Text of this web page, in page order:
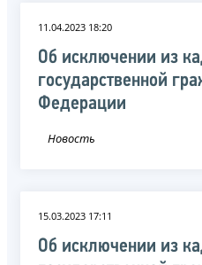
11.04.2023 18:20
Об исключении из
государственной
Федерации
Новость
15.03.2023 17:11
Об исключении из